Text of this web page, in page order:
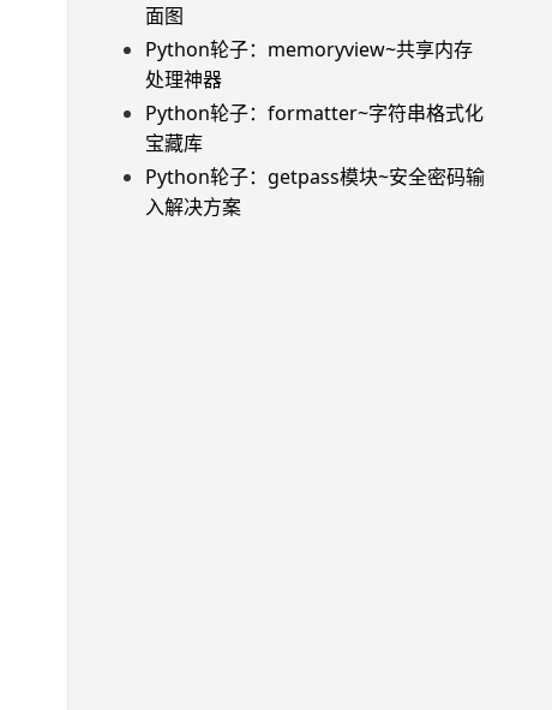
面图
Python轮子：memoryview~共享内存
处理神器
Python轮子：formatter~字符串格式化
宝藏库
Python轮子：getpass模块~安全密码输
入解决方案